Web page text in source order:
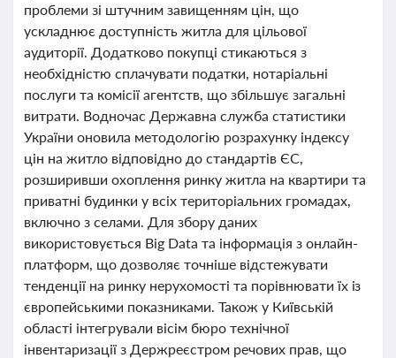
проблеми зі штучним завищенням цін, що
ускладнює доступність житла для цільової
аудиторії. Додатково покупці стикаються з
необхідністю сплачувати податки, нотаріальні
послуги та комісії агентств, що збільшує загальні
витрати. Водночас Державна служба статистики
України оновила методологію розрахунку індексу
цін на житло відповідно до стандартів ЄС,
розширивши охоплення ринку житла на квартири та
приватні будинки у всіх територіальних громадах,
включно з селами. Для збору даних
використовується Big Data та інформація з онлайн-
платформ, що дозволяє точніше відстежувати
тенденції на ринку нерухомості та порівнювати їх із
європейськими показниками. Також у Київській
області інтегрували вісім бюро технічної
інвентаризації з Держреєстром речових прав, що